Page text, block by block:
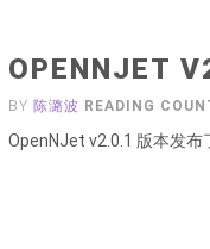
OPENNJET
BY陈潞波 READING
OpenNJet v2.0.1 版本发布